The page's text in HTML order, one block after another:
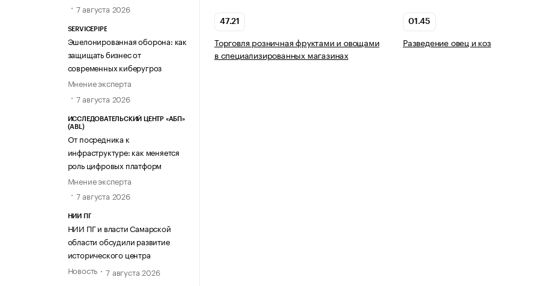
7 августа 2026
SERVICEPIPE
Эшелонированная оборона: как
защищать бизнес от
современных киберугроз
Мнение эксперта
7 августа 2026
ИССЛЕДОВАТЕЛЬСКИЙ ЦЕНТР «АБП»
(ABL)
От посредника к
инфраструктуре: как меняется
роль цифровых платформ
Мнение эксперта
7 августа 2026
НИИ ПГ
НИИ ПГ и власти Самарской
области обсудили развитие
исторического центра
Новость
7 августа 2026
47.21
Торговля розничная фруктами и овощами
в специализированных магазинах
01.45
Разведение овец и коз